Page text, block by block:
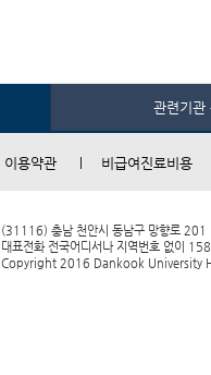
관련기관
이용약관 비급여진료비용
(31116) 충남 천안시 동남구 망향로 201
대표전화 전국어디서나 지역번호 없이
Copyright 2016 Dankook University